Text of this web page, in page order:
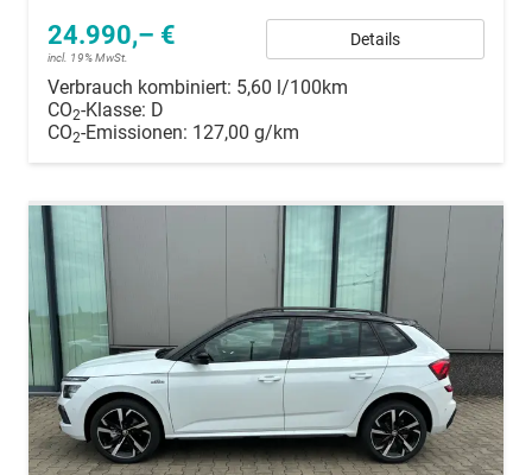
24.990,– €
incl. 19% MwSt.
Details
Verbrauch kombiniert: 5,60 l/100km
CO2-Klasse: D
CO2-Emissionen: 127,00 g/km